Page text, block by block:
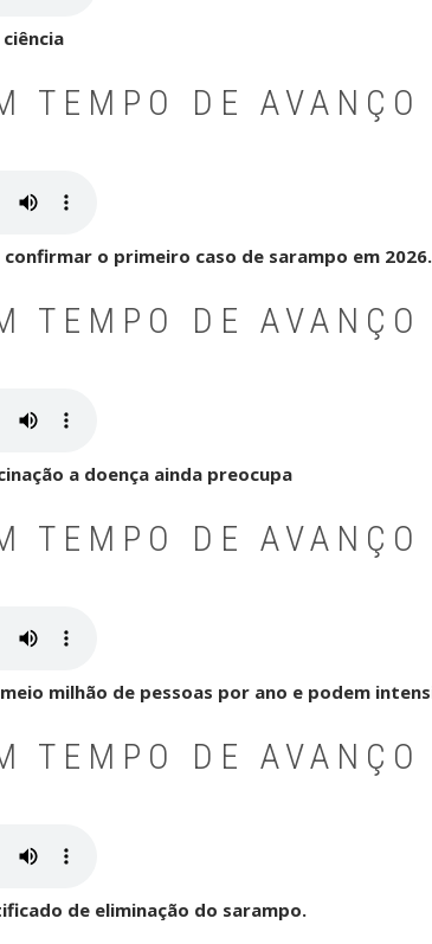
TEMPO DE AVANÇO
o primeiro caso de sarampo em 2026.
TEMPO DE AVANÇO
a doença ainda preocupa
TEMPO DE AVANÇO
milhão de pessoas por ano e podem
TEMPO DE AVANÇO
de eliminação do sarampo.